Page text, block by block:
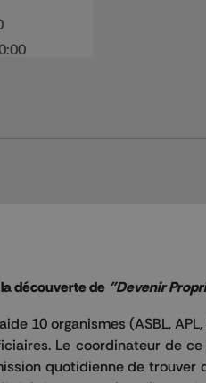
découverte de "Devenir
10 organismes(ASBL, APL,
Le coordinateur de
quotidienne de